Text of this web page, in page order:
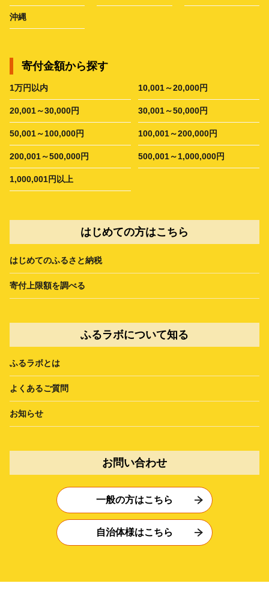
沖縄
寄付金額から探す
1万円以内 10,001～20,000円
20,001～30,000円 30,001～50,000円
50,001～100,000円 100,001～200,000円
200,001～500,000円 500,001～1,000,000円
1,000,001円以上
はじめての方はこちら
はじめてのふるさと納税
寄付上限額を調べる
ふるラボについて知る
ふるラボとは
よくあるご質問
お知らせ
お問い合わせ
一般の方はこちら
自治体様はこちら